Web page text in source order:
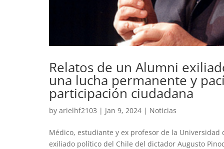
Relatos de un Alumni
una lucha permanente y
participación ciudadana
by arielhf2103 | Jan 9, 2024 | Noticias
Médico, estudiante y ex profesor de la
exiliado político del Chile del dictador Augusto